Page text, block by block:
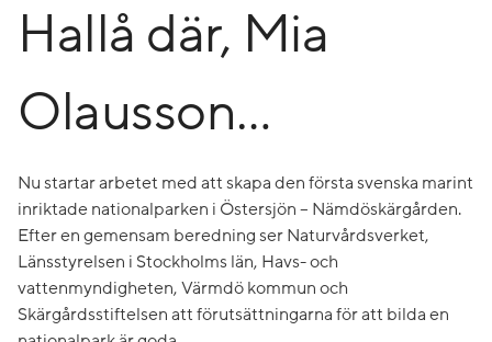
Hallå där, Mia
Olausson…
Nu startar arbetet med att skapa den första svenska marint
inriktade nationalparken i Östersjön – Nämdöskärgården.
Efter en gemensam beredning ser Naturvårdsverket,
Länsstyrelsen i Stockholms län, Havs- och
vattenmyndigheten, Värmdö kommun och
Skärgårdsstiftelsen att förutsättningarna för att bilda en